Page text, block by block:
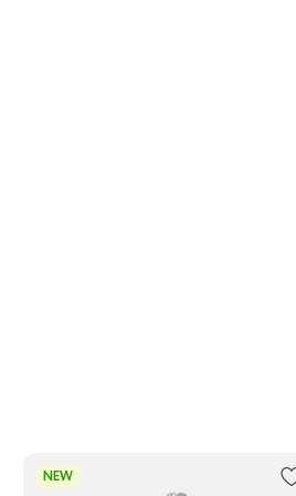
NEW